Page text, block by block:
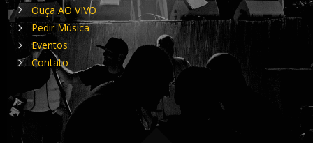
Ouça AO VIVO
Pedir Música
Eventos
Contato